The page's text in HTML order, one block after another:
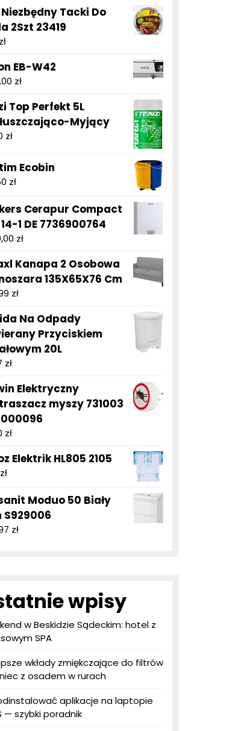
Tacki Do
2Szt 23419
zł
EB-W42
zł
Top Perfekt 5L
Myjący
zł
Ecobin
zł
Cerapur Compact
14-1 DE 7736900764
zł
Kanapa 2 Osobowa
135X65X76 Cm
zł
Na Odpady
Przyciskiem
20L
zł
Elektryczny
myszy 731003
zł
Elektrik HL805 2105
zł
Moduo 50 Biały
S929006
zł
wpisy
w Beskidzie Sądeckim: hotel z
SPA
wkłady zmiękczające do filtrów
z osadem w rurach
aplikacje na laptopie
— szybki poradnik